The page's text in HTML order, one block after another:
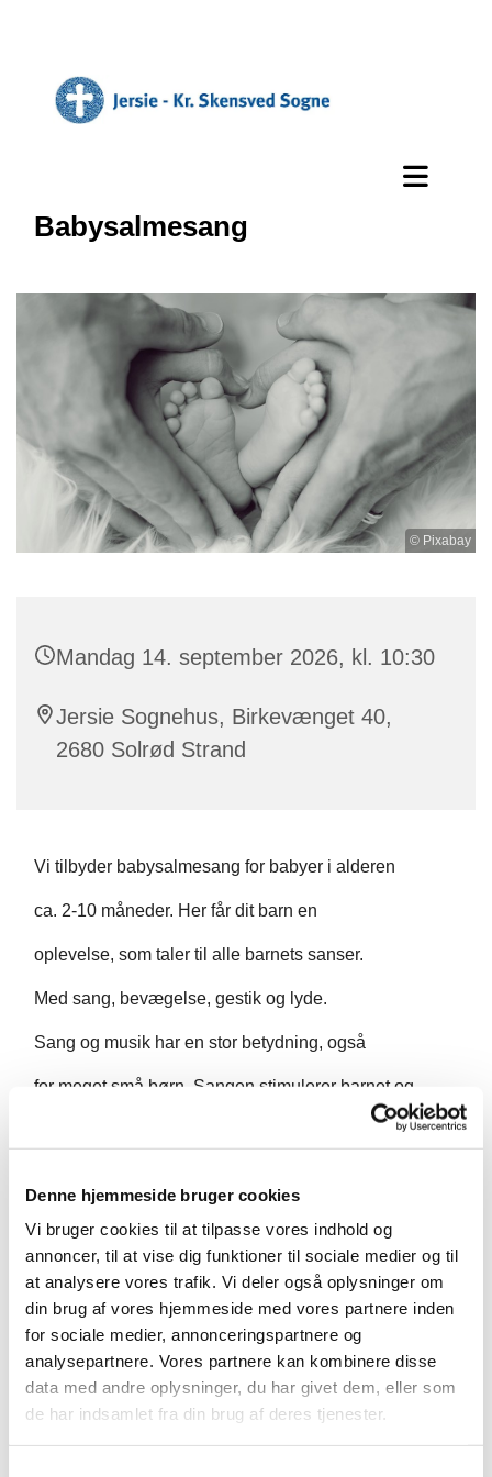
Denne hjemmeside bruger cookies
Vi bruger cookies til at tilpasse vores indhold og
annoncer, til at vise dig funktioner til sociale medier og til
at analysere vores trafik. Vi deler også oplysninger om
din brug af vores hjemmeside med vores partnere inden
for sociale medier, annonceringspartnere og
analysepartnere. Vores partnere kan kombinere disse
data med andre oplysninger, du har givet dem, eller som
de har indsamlet fra din brug af deres tjenester.
Babysalmesang
© Pixabay
Mandag 14. september 2026, kl. 10:30
Jersie Sognehus, Birkevænget 40,
2680 Solrød Strand
Vi tilbyder babysalmesang for babyer i alderen
ca. 2-10 måneder. Her får dit barn en
oplevelse, som taler til alle barnets sanser.
Med sang, bevægelse, gestik og lyde.
Sang og musik har en stor betydning, også
for meget små børn. Sangen stimulerer barnet og
samværet og hjælper til at fremme barnets
koncentrations- og indlæringsevne.
Undervisningen varetages af Svafa Thorhallsdottir.
Bagefter er der tid til kaffe, te og snak.